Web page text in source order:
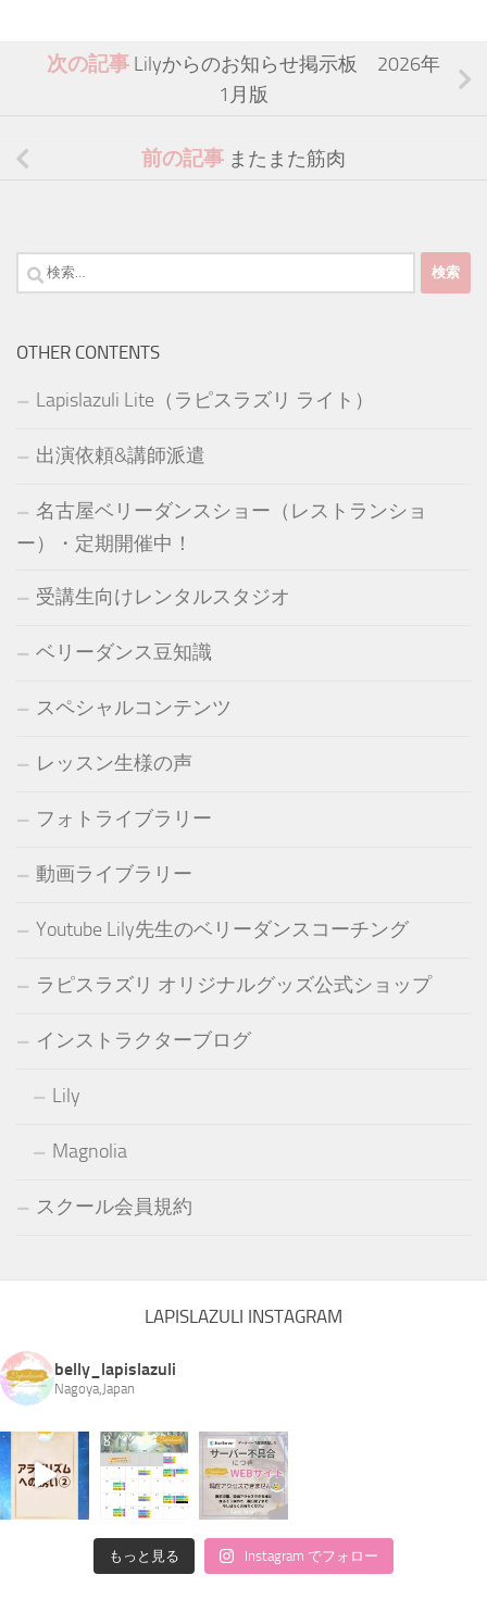
次の記事 Lilyからのお知らせ掲示板 2026年
1月版
前の記事 またまた筋肉
検
索:
OTHER CONTENTS
Lapislazuli Lite（ラピスラズリ ライト）
出演依頼&講師派遣
名古屋ベリーダンスショー（レストランショ
ー）・定期開催中！
受講生向けレンタルスタジオ
ベリーダンス豆知識
スペシャルコンテンツ
レッスン生様の声
フォトライブラリー
動画ライブラリー
Youtube Lily先生のベリーダンスコーチング
ラピスラズリ オリジナルグッズ公式ショップ
インストラクターブログ
Lily
Magnolia
スクール会員規約
LAPISLAZULI INSTAGRAM
belly_lapislazuli
Nagoya,Japan
もっと見る Instagram でフォロー